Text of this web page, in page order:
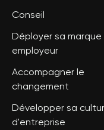
Conseil
Déployer sa marque
employeur
Accompagner le
changement
Développer sa
d'entreprise